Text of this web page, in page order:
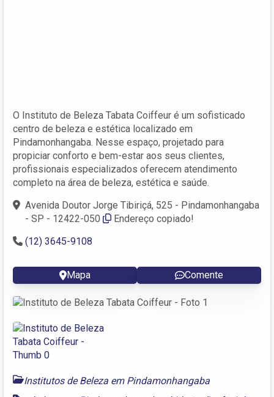
O Instituto de Beleza Tabata Coiffeur é um sofisticado
centro de beleza e estética localizado em
Pindamonhangaba. Nesse espaço, projetado para
propiciar conforto e bem-estar aos seus clientes,
profissionais especializados oferecem atendimento
completo na área de beleza, estética e saúde.
Avenida Doutor Jorge Tibiriçá, 525 - Pindamonhangaba
- SP - 12422-050
Endereço copiado!
(12) 3645-9108
Mapa Comente
Institutos de Beleza em Pindamonhangaba